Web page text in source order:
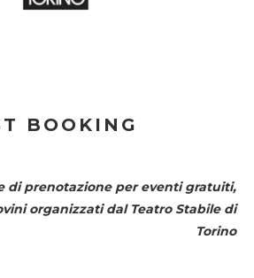
BOOKING
di prenotazione per eventi gratuiti,
organizzati dal Teatro Stabile di
Torino